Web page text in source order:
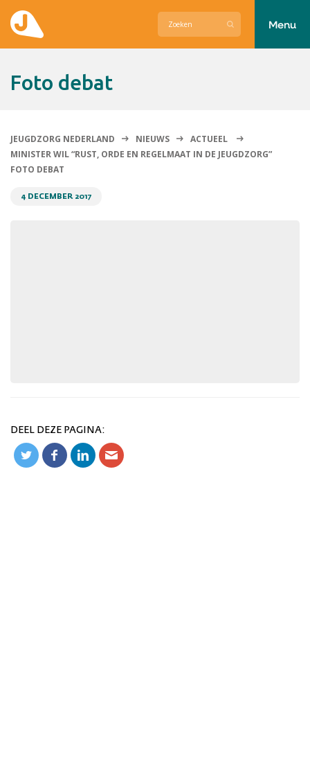
Contact
Menu
foto debat
JEUGDZORG NEDERLAND NIEUWS
ACTUEEL
MINISTER WIL “RUST, ORDE EN REGELMAAT IN DE JEUGDZORG”
FOTO DEBAT
4 DECEMBER 2017
DEEL DEZE PAGINA: